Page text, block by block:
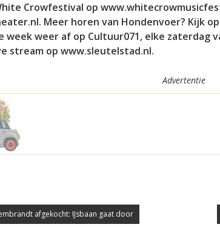
Crowfestival op
Meer horen van Hondenvoer? Kijk
week weer af op Cultuur071, elke zaterdag
stream op www.sleutelstad.nl.
Advertentie
afgekocht: IJsbaan gaat door